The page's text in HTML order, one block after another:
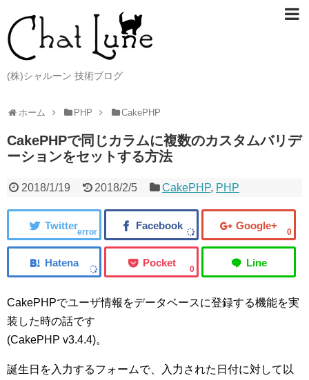
(株)シャルーン 技術ブログ
ホーム PHP CakePHP
CakePHPで同じカラムに複数のカスタムバリデ
ーションをセットする方法
2018/1/19 2018/2/5 CakePHP, PHP
error 0
0
CakePHPでユーザ情報をデータベースに登録する機能を実
装した時の話です
(CakePHP v3.4.4)。
誕生日を入力するフォームで、入力された日付に対して以